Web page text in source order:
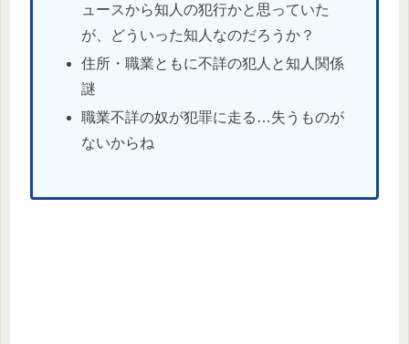
ュースから知人の犯行かと思っていた
が、どういった知人なのだろうか？
住所・職業ともに不詳の犯人と知人関係
謎
職業不詳の奴が犯罪に走る…失うものが
ないからね